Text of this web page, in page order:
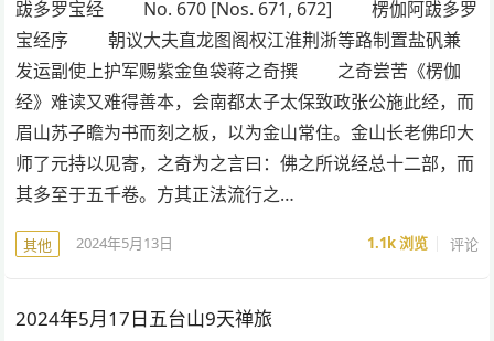
跋多罗宝经 No. 670 [Nos. 671, 672] 楞伽阿跋多罗
宝经序 朝议大夫直龙图阁权江淮荆浙等路制置盐矾兼
发运副使上护军赐紫金鱼袋蒋之奇撰 之奇尝苦《楞伽
经》难读又难得善本，会南都太子太保致政张公施此经，而
眉山苏子瞻为书而刻之板，以为金山常住。金山长老佛印大
师了元持以见寄，之奇为之言曰：佛之所说经总十二部，而
其多至于五千卷。方其正法流行之…
其他 2024年5月13日 1.1k浏览 评论
2024年5月17日五台山9天禅旅